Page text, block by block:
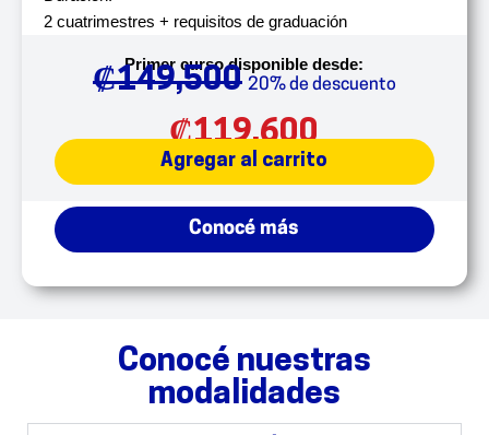
2 cuatrimestres + requisitos de graduación
Primer curso disponible desde:
₡149,500 20% de descuento
₡119,600
Agregar al carrito
Conocé más
Conocé nuestras
modalidades